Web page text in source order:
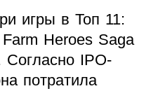
игры в Топ 11:
Heroes Saga
IPO-
потратила